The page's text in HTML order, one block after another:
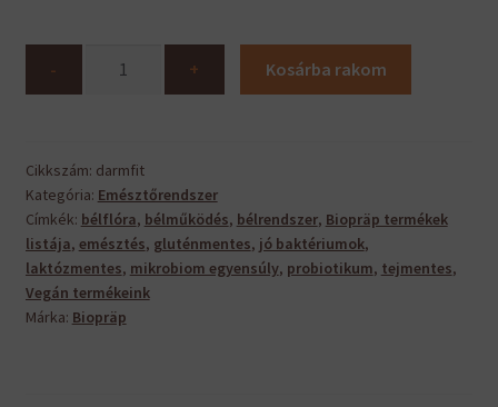
- + Kosárba rakom
Cikkszám: darmfit
Kategória: Emésztőrendszer
Címkék: bélflóra, bélműködés, bélrendszer, Biopräp termékek
listája, emésztés, gluténmentes, jó baktériumok,
laktózmentes, mikrobiom egyensúly, probiotikum, tejmentes,
Vegán termékeink
Márka: Biopräp